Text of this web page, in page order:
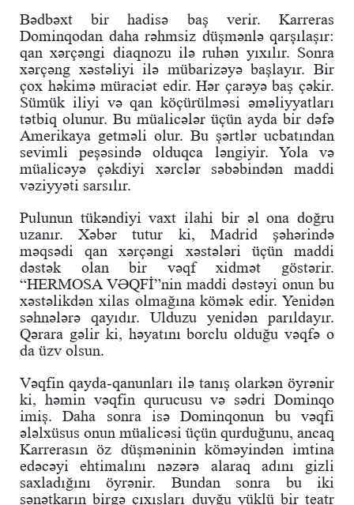
Bədbəxt bir hadisə baş verir. Karreras
Dominqodan daha rəhmsiz düşmənlə qarşılaşır:
qan xərçəngi diaqnozu ilə ruhən yıxılır. Sonra
xərçəng xəstəliyi ilə mübarizəyə başlayır. Bir
çox həkimə müraciət edir. Hər çarəyə baş çəkir.
Sümük iliyi və qan köçürülməsi əməliyyatları
tətbiq olunur. Bu müalicələr üçün ayda bir dəfə
Amerikaya getməli olur. Bu şərtlər ucbatından
sevimli peşəsində olduqca ləngiyir. Yola və
müalicəyə çəkdiyi xərclər səbəbindən maddi
vəziyyəti sarsılır.
Pulunun tükəndiyi vaxt ilahi bir əl ona doğru
uzanır. Xəbər tutur ki, Madrid şəhərində
məqsədi qan xərçəngi xəstələri üçün maddi
dəstək olan bir vəqf xidmət göstərir.
“HERMOSA VƏQFİ”nin maddi dəstəyi onun bu
xəstəlikdən xilas olmağına kömək edir. Yenidən
səhnələrə qayıdır. Ulduzu yenidən parıldayır.
Qərara gəlir ki, həyatını borclu olduğu vəqfə o
da üzv olsun.
Vəqfin qayda-qanunları ilə tanış olarkən öyrənir
ki, həmin vəqfin qurucusu və sədri Dominqo
imiş. Daha sonra isə Dominqonun bu vəqfi
ələlxüsus onun müalicəsi üçün qurduğunu, ancaq
Karrerasın öz düşməninin köməyindən imtina
edəcəyi ehtimalını nəzərə alaraq adını gizli
saxladığını öyrənir. Bundan sonra bu iki
sənətkarın birgə çıxışları duyğu yüklü bir teatr